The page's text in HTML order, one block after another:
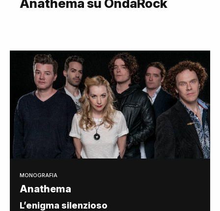
Anathema su OndaRock
MONOGRAFIA
Anathema
L’enigma silenzioso